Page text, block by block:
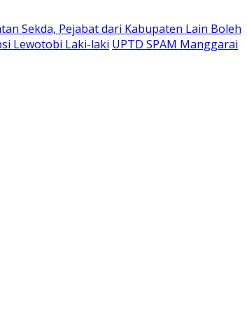
Sekda, Pejabat dari Kabupaten Lain Boleh
Lewotobi Laki-laki UPTD SPAM Manggarai